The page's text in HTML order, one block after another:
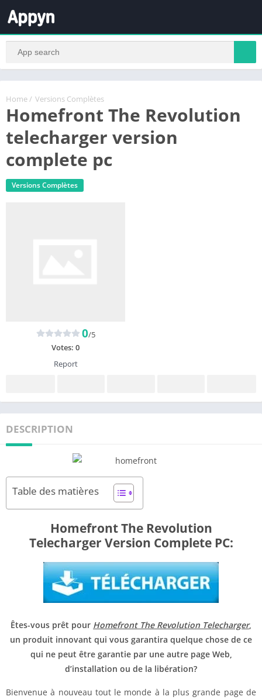
Home / Versions Complètes
Homefront The Revolution
telecharger version
complete pc
Versions Complètes
0/5
Votes: 0
Report
DESCRIPTION
Table des matières
Homefront The Revolution
Telecharger Version Complete PC:
Êtes-vous prêt pour Homefront The Revolution Telecharger,
un produit innovant qui vous garantira quelque chose de ce
qui ne peut être garantie par une autre page Web,
d’installation ou de la libération?
Bienvenue à nouveau tout le monde à la plus grande page de